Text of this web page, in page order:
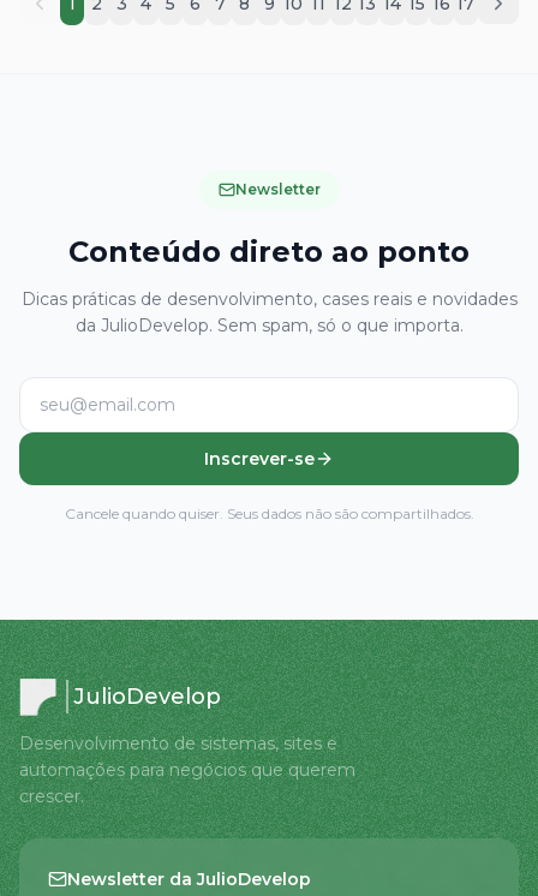
Newsletter
Conteúdo direto ao ponto
Dicas práticas de desenvolvimento, cases reais e novidades
da JulioDevelop. Sem spam, só o que importa.
Inscrever-se
Cancele quando quiser. Seus dados não são compartilhados.
JulioDevelop
Desenvolvimento de sistemas, sites e
automações para negócios que querem
crescer.
Newsletter da JulioDevelop